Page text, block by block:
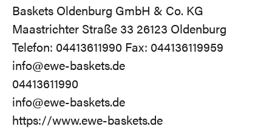
Baskets Oldenburg GmbH & Co. KG
Maastrichter Straße 33 26123 Oldenburg
Telefon: 04413611990 Fax: 044136119959
info@ewe-baskets.de
04413611990
info@ewe-baskets.de
https://www.ewe-baskets.de